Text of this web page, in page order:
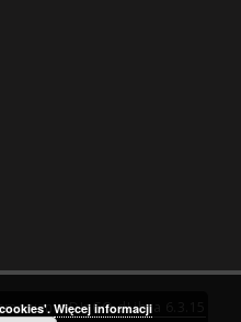
DInGO dLibra 6.3.15
Więcej informacji